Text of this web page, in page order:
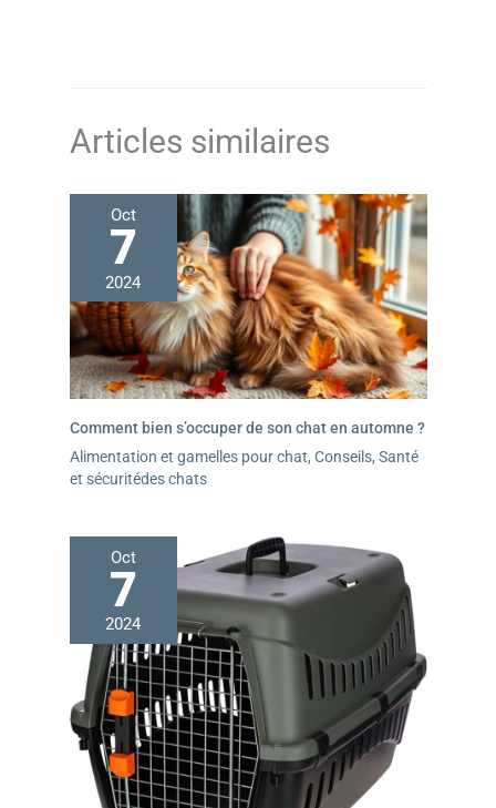
Articles similaires
Oct
7
2024
Comment bien s’occuper de son chat en automne ?
Alimentation et gamelles pour chat, Conseils, Santé
et sécuritédes chats
Oct
7
2024